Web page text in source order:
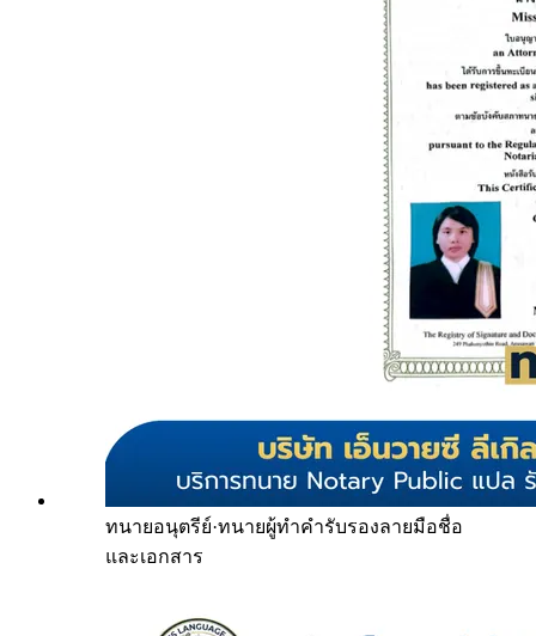
ทนายอนุตรีย์·ทนายผู้ทำคำรับรองลายมือชื่อ
และเอกสาร